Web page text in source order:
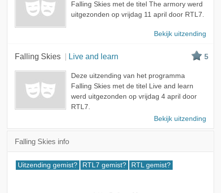
Falling Skies met de titel The armory werd
uitgezonden op vrijdag 11 april door RTL7.
Bekijk uitzending
Falling Skies Live and learn 5
Deze uitzending van het programma
Falling Skies met de titel Live and learn
werd uitgezonden op vrijdag 4 april door
RTL7.
Bekijk uitzending
Falling Skies info
Uitzending gemist? RTL7 gemist? RTL gemist?